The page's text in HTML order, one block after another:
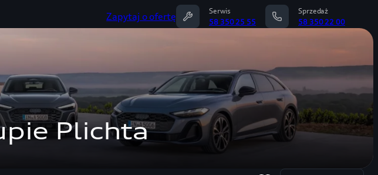
Zapytaj o ofertę
Serwis
58 350 25 55
Sprzedaż
58 350 22 00
Plichta